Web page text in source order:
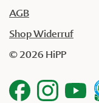
AGB
Shop Widerruf
© 2026 HiPP